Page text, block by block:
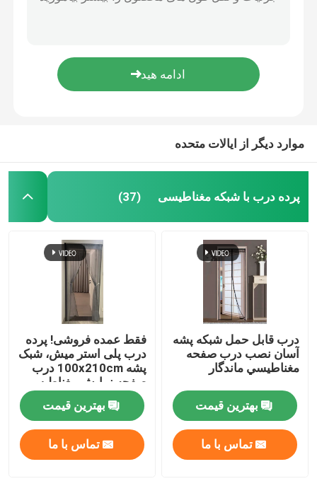
پیئ پلن
توری مشبک پلاستیکی
بند کابل نایلونی
پرده درب پلاستیکی مغناطیسی
قلاب و حلقه بلكرو
پوشش خاک پلی پروپیلن
موارد دیگر از ایالات متحده
پرده درب با شبکه مغناطیسی (37)
درب قابل حمل شبكه پشه
آسان نصب درب صفحه
مغناطيسي ماندگار
بهترین قیمت
تماس با ما
فقط عمده فروشی! پرده
درب پلی استر میش، شبک
پشه 100x210cm درب
صفحه نمایش مغناطیسی
درب میش نرم
بهترین قیمت
تماس با ما